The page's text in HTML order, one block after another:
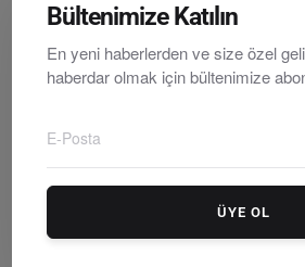
Ortakent’te Makilik Alanda Yangın:
Bültenimize Katılın
En yeni haberlerden ve size özel
haberdar olmak için bültenimize
ÜYE OL